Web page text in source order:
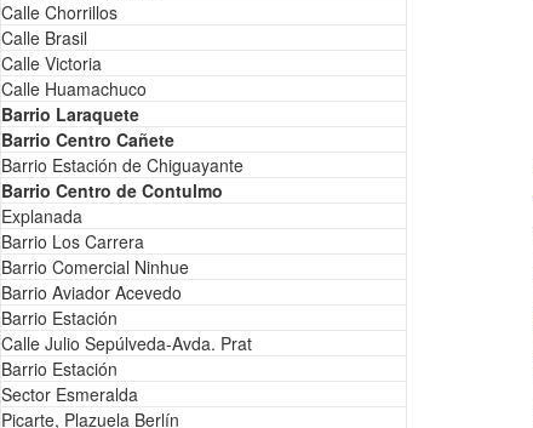
Calle Chorrillos
Calle Brasil
Calle Victoria
Calle Huamachuco
Barrio Laraquete
Barrio Centro Cañete
Barrio Estación de Chiguayante
Barrio Centro de Contulmo
Explanada
Barrio Los Carrera
Barrio Comercial Ninhue
Barrio Aviador Acevedo
Barrio Estación
Calle Julio Sepúlveda-Avda. Prat
Barrio Estación
Sector Esmeralda
Picarte, Plazuela Berlín